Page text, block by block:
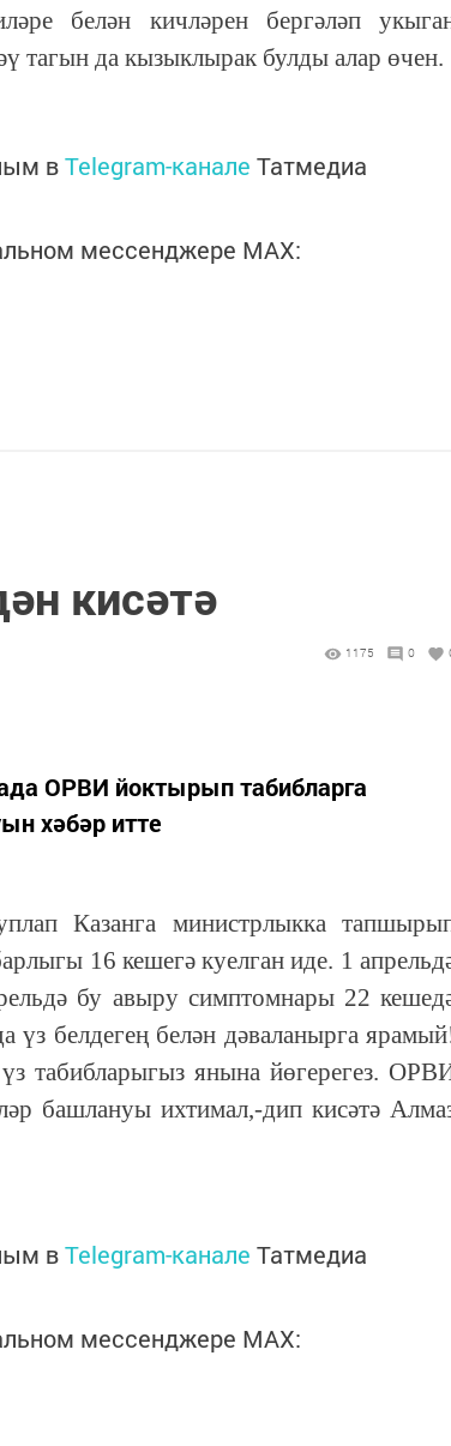
белән кичләрен бергәләп
тагын да кызыклырак булды алар өчен.
вTelegram-канале Татмедиа
мессенджере MАХ:
кисәтә
1175 0
ОРВИ йоктырып табибларга
хәбәр итте
Казанга министрлыкка
16 кешегә куелган иде. 1
бу авыру симптомнары 22
белдегең белән дәваланырга
табибларыгыз янына йөгерегез.
башлануы ихтимал,-дип кисәтә
вTelegram-канале Татмедиа
мессенджере MАХ: